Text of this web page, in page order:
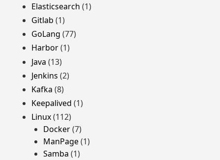
Elasticsearch (1)
Gitlab (1)
GoLang (77)
Harbor(1)
Java (13)
Jenkins (2)
Kafka (8)
Keepalived (1)
Linux(112)
Docker(7)
ManPage(1)
Samba (1)